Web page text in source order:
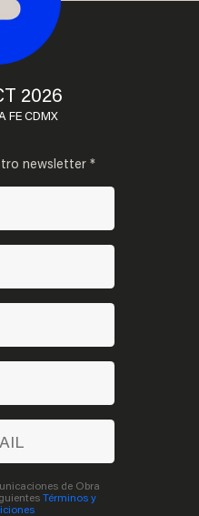
2026
FE CDMX
newsletter *
de Obra
Términos y